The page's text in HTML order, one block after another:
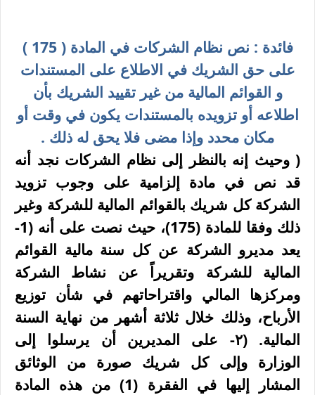
فائدة : نص نظام الشركات في المادة ( 175 )
على حق الشريك في الاطلاع على المستندات
و القوائم المالية من غير تقييد الشريك بأن
اطلاعه أو تزويده بالمستندات يكون في وقت أو
مكان محدد وإذا مضى فلا يحق له ذلك .
( وحيث إنه بالنظر إلى نظام الشركات نجد أنه
قد نص في مادة إلزامية على وجوب تزويد
الشركة كل شريك بالقوائم المالية للشركة وغير
ذلك وفقا للمادة (175
)
، حيث نصت على أنه (1-
يعد مديرو الشركة عن كل سنة مالية القوائم
المالية للشركة وتقريراً عن نشاط الشركة
ومركزها المالي واقتراحاتهم في شأن توزيع
الأرباح، وذلك خلال ثلاثة أشهر من نهاية السنة
المالية. (۲-
على المديرين أن يرسلوا إلى
الوزارة وإلى كل شريك صورة من الوثائق
المشار إليها في الفقرة (1) من هذه المادة